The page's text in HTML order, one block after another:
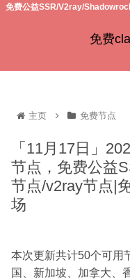
免费公益SSR/V2ray/
免费
主页 免费节点
「11月17日」
节点，免费公益
节点/v2ray节点|
场
本次更新共计50个可用
国、新加坡、加拿大、